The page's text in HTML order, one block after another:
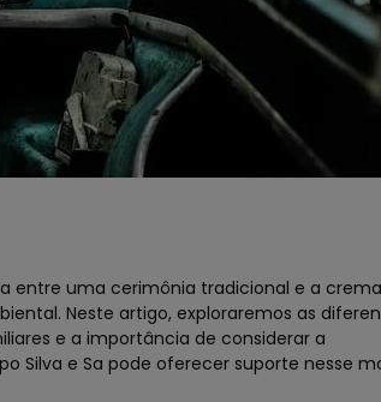
entre uma cerimônia tradicional e a
Neste artigo, exploraremos as
e a importância de considerar a
Silva e Sa pode oferecer suporte nesse